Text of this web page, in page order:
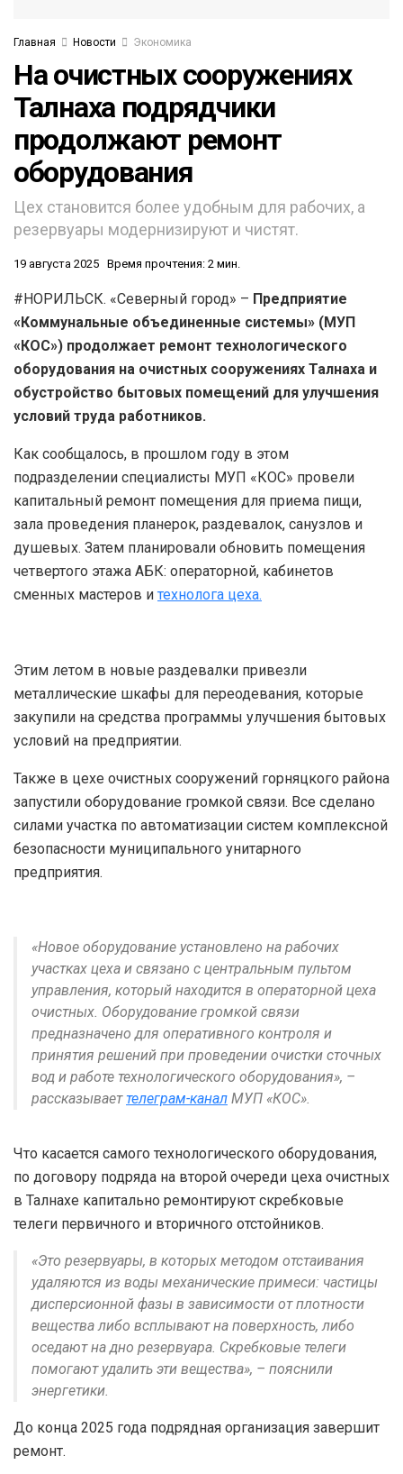
Главная Новости Экономика
На очистных сооружениях
Талнаха подрядчики
продолжают ремонт
оборудования
Цех становится более удобным для рабочих, а
резервуары модернизируют и чистят.
19 августа 2025 Время прочтения: 2 мин.
#НОРИЛЬСК. «Северный город» – Предприятие
«Коммунальные объединенные системы» (МУП
«КОС») продолжает ремонт технологического
оборудования на очистных сооружениях Талнаха и
обустройство бытовых помещений для улучшения
условий труда работников.
Как сообщалось, в прошлом году в этом
подразделении специалисты МУП «КОС» провели
капитальный ремонт помещения для приема пищи,
зала проведения планерок, раздевалок, санузлов и
душевых. Затем планировали обновить помещения
четвертого этажа АБК: операторной, кабинетов
сменных мастеров и технолога цеха.
Этим летом в новые раздевалки привезли
металлические шкафы для переодевания, которые
закупили на средства программы улучшения бытовых
условий на предприятии.
Также в цехе очистных сооружений горняцкого района
запустили оборудование громкой связи. Все сделано
силами участка по автоматизации систем комплексной
безопасности муниципального унитарного
предприятия.
«Новое оборудование установлено на рабочих
участках цеха и связано с центральным пультом
управления, который находится в операторной цеха
очистных. Оборудование громкой связи
предназначено для оперативного контроля и
принятия решений при проведении очистки сточных
вод и работе технологического оборудования», –
рассказываеттелеграм-канал МУП «КОС».
Что касается самого технологического оборудования,
по договору подряда на второй очереди цеха очистных
в Талнахе капитально ремонтируют скребковые
телеги первичного и вторичного отстойников.
«Это резервуары, в которых методом отстаивания
удаляются из воды механические примеси: частицы
дисперсионной фазы в зависимости от плотности
вещества либо всплывают на поверхность, либо
оседают на дно резервуара. Скребковые телеги
помогают удалить эти вещества», – пояснили
энергетики.
До конца 2025 года подрядная организация завершит
ремонт.